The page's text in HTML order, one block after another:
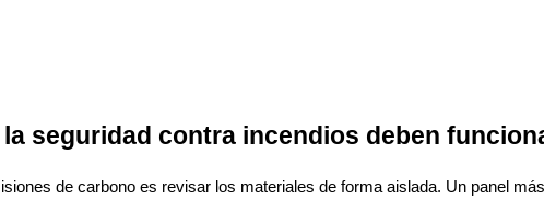
seguridad contra incendios deben
de carbono es revisar los materiales de forma aislada. Un panel